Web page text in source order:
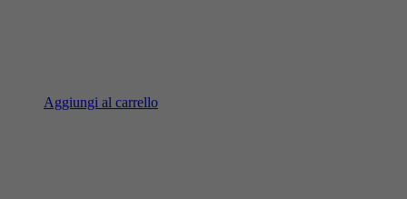
Aggiungi al carrello